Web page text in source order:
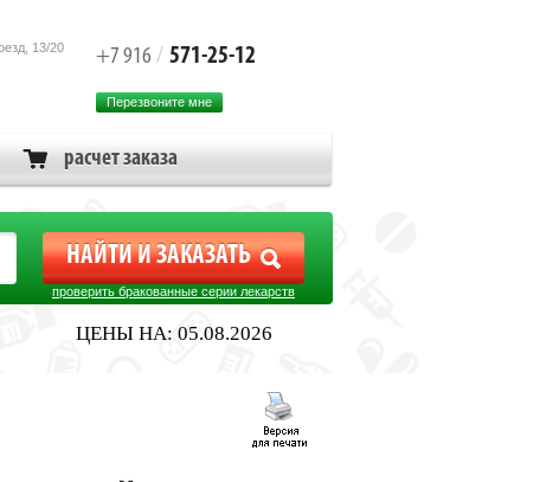
13/20 +7 916 / 571-25-12
Перезвоните мне
расчет заказа
проверить бракованные серии лекарств
ЦЕНЫ НА: 05.08.2026